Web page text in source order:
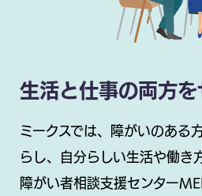
生活と仕事の両方
ミークスでは、障がいのある
らし、自分らしい生活や働き
障がい者相談支援センター